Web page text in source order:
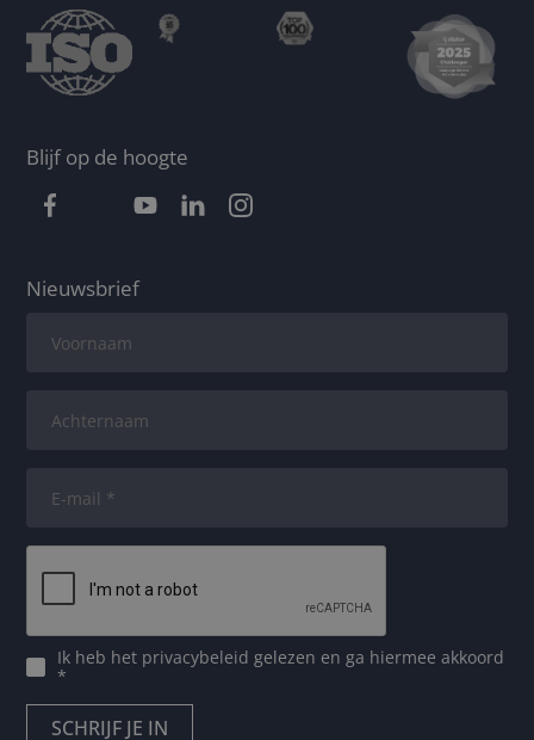
Blijf op de hoogte
Nieuwsbrief
Ik heb het privacybeleid gelezen en ga hiermee akkoord
*